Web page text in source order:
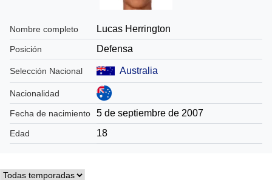
Nombre completo Lucas Herrington
Posición Defensa
Selección Nacional Australia
Nacionalidad
Fecha de nacimiento 5 de septiembre de 2007
Edad 18